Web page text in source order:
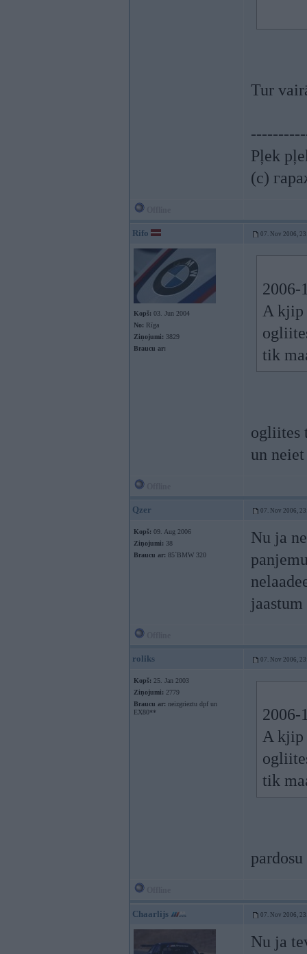
Tur
Pļek
(c)
Rifo 07. Nov 2006,
Kopš: 03. Jun 2004
No: Rīga
Ziņojumi: 3829
Braucu ar:
2006-
A kjip
tik
ogliites
un
Qzer 07. Nov 2006,
Kopš: 09. Aug 2006
Ziņojumi: 38
Braucu ar: 85`BMW 320
Nu ja
roliks 07. Nov 2006,
Kopš: 25. Jan 2003
Ziņojumi: 2779
Braucu ar: neizgrieztu dpf un
EX80**
2006-
A kjip
tik
Chaarlijs 07. Nov 2006,
Nu ja